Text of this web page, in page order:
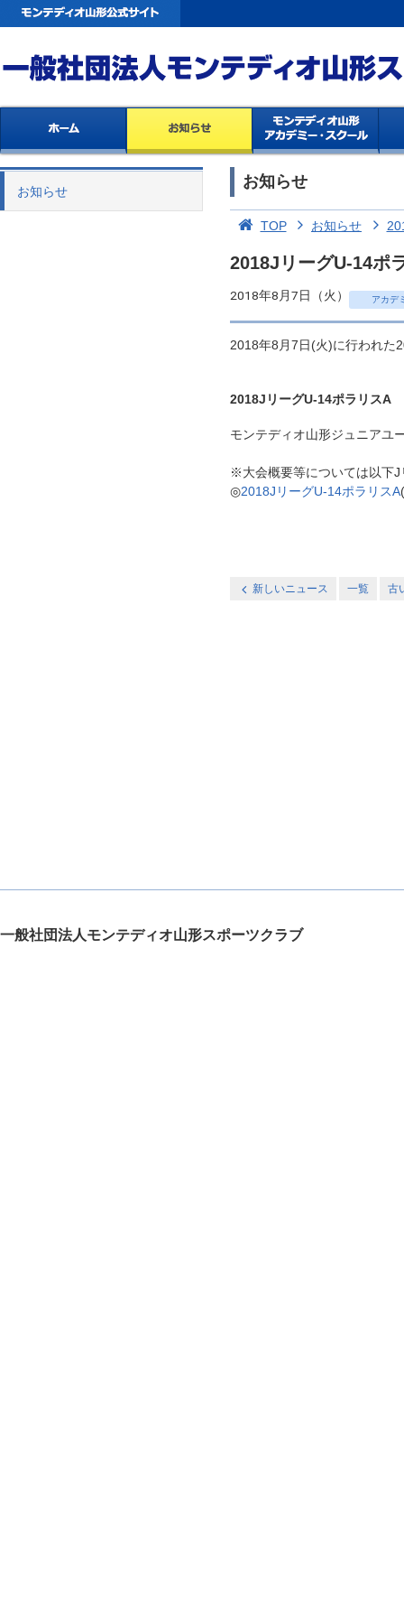
お知らせ
お知らせ
TOP お知らせ
2018JリーグU-14
2018年8月7日（火） アカデ
2018年8月7日(火)に行われた
2018JリーグU-14ポラリスA
モンテディオ山形ジュニアユ
※大会概要等については以下
◎2018JリーグU-14ポラリスA
新しいニュース 一覧 古
一般社団法人モンテディオ山形スポーツクラブ